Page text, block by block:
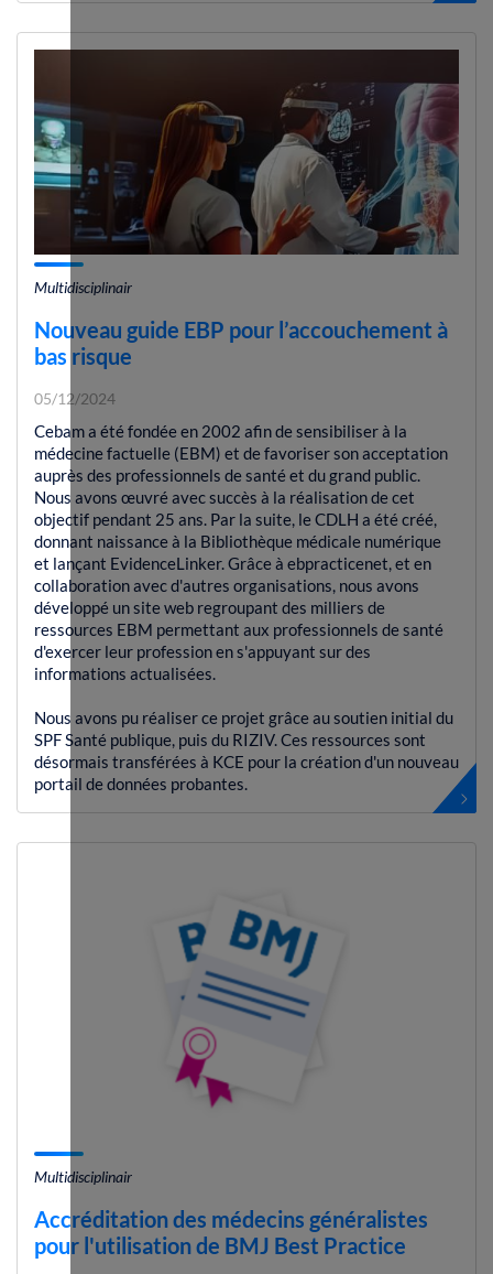
Multidisciplinair
Nouveau guide EBP pour l’accouchement à
bas risque
05/12/2024
Cebam a été fondée en 2002 afin de sensibiliser à la
médecine factuelle (EBM) et de favoriser son acceptation
auprès des professionnels de santé et du grand public.
Nous avons œuvré avec succès à la réalisation de cet
objectif pendant 25 ans. Par la suite, le CDLH a été créé,
donnant naissance à la Bibliothèque médicale numérique
et lançant EvidenceLinker. Grâce à ebpracticenet, et en
collaboration avec d'autres organisations, nous avons
développé un site web regroupant des milliers de
ressources EBM permettant aux professionnels de santé
d'exercer leur profession en s'appuyant sur des
informations actualisées.
Nous avons pu réaliser ce projet grâce au soutien initial du
SPF Santé publique, puis du RIZIV. Ces ressources sont
désormais transférées à KCE pour la création d'un nouveau
portail de données probantes.
Multidisciplinair
Accréditation des médecins généralistes
pour l'utilisation de BMJ Best Practice